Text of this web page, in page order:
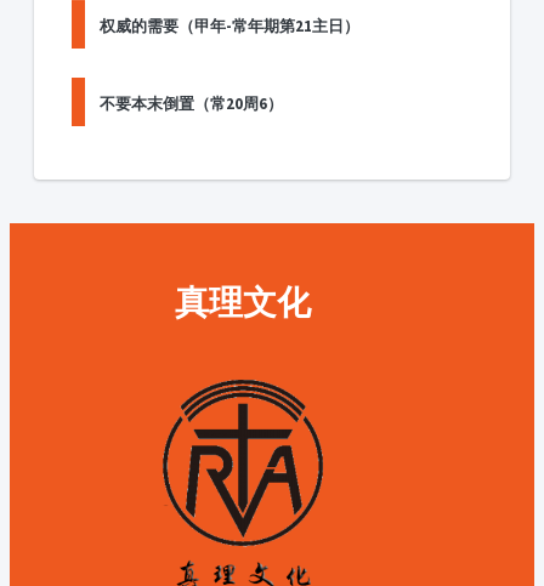
权威的需要（甲年-常年期第21主日）
不要本末倒置（常20周6）
真理文化